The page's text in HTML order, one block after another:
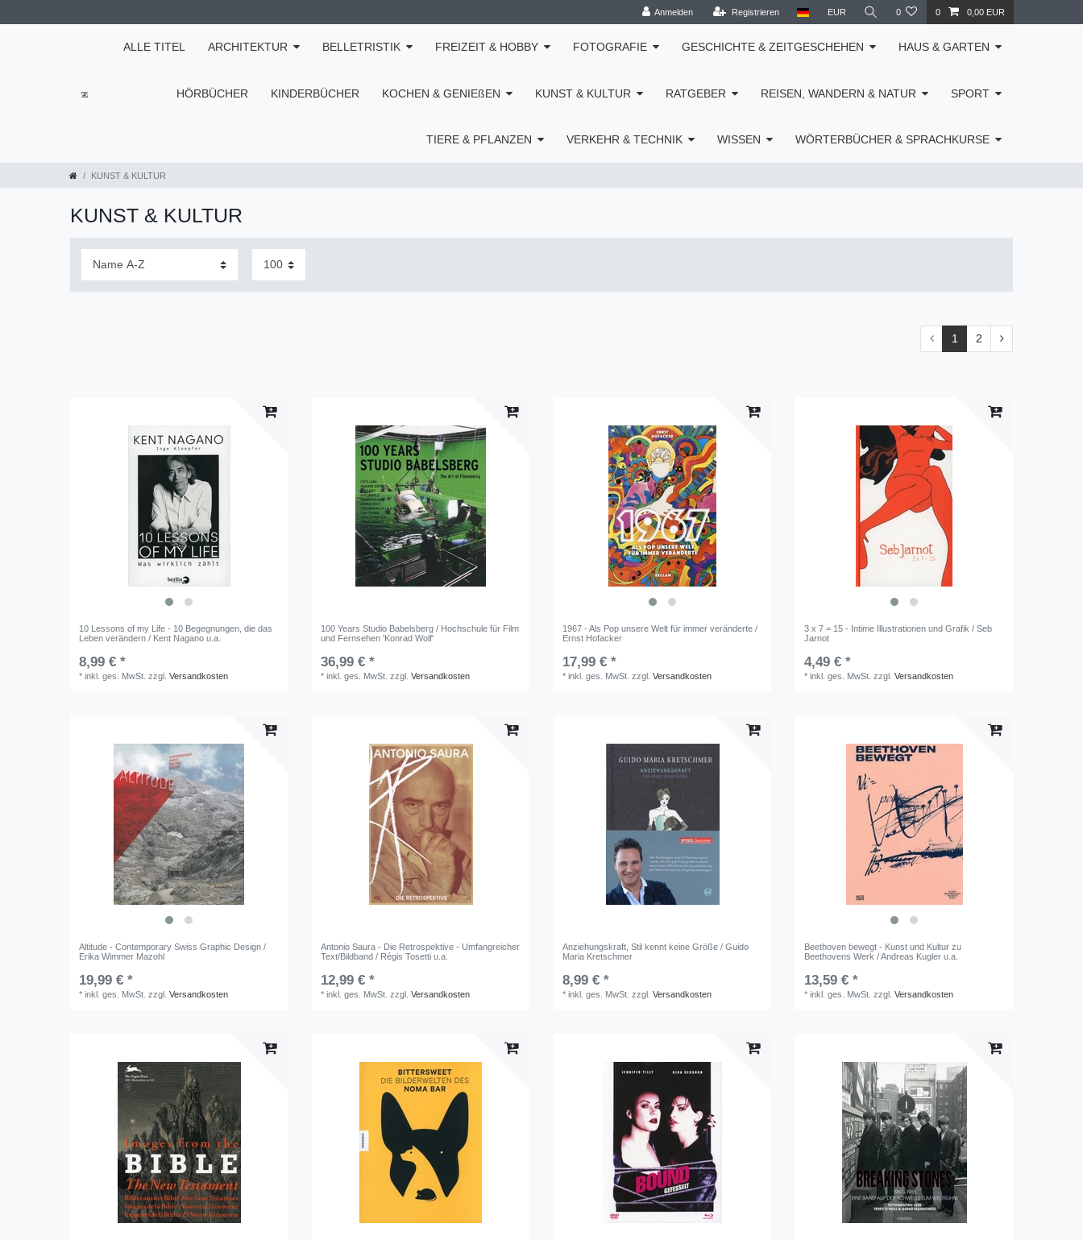
Anmelden Registrieren EUR 0 0 0,00 EUR
ALLE TITEL ARCHITEKTUR BELLETRISTIK FREIZEIT & HOBBY FOTOGRAFIE GESCHICHTE & ZEITGESCHEHEN HAUS & GARTEN
HÖRBÜCHER KINDERBÜCHER KOCHEN & GENIEßEN KUNST & KULTUR RATGEBER REISEN, WANDERN & NATUR SPORT
TIERE & PFLANZEN VERKEHR & TECHNIK WISSEN WÖRTERBÜCHER & SPRACHKURSE
KUNST & KULTUR
KUNST & KULTUR
1 2
10 Lessons of my Life - 10 Begegnungen, die das
Leben verändern / Kent Nagano u.a.
8,99 € *
*inkl. ges. MwSt. zzgl.Versandkosten
100 Years Studio Babelsberg / Hochschule für Film
und Fernsehen 'Konrad Wolf'
36,99 € *
*inkl. ges. MwSt. zzgl.Versandkosten
1967 - Als Pop unsere Welt für immer veränderte /
Ernst Hofacker
17,99 € *
*inkl. ges. MwSt. zzgl.Versandkosten
3 x 7 = 15 - Intime Illustrationen und Grafik / Seb
Jarnot
4,49 € *
*inkl. ges. MwSt. zzgl.Versandkosten
Altitude - Contemporary Swiss Graphic Design /
Erika Wimmer Mazohl
19,99 € *
*inkl. ges. MwSt. zzgl.Versandkosten
Antonio Saura - Die Retrospektive - Umfangreicher
Text/Bildband / Régis Tosetti u.a.
12,99 € *
*inkl. ges. MwSt. zzgl.Versandkosten
Anziehungskraft, Stil kennt keine Größe / Guido
Maria Kretschmer
8,99 € *
*inkl. ges. MwSt. zzgl.Versandkosten
Beethoven bewegt - Kunst und Kultur zu
Beethovens Werk / Andreas Kugler u.a.
13,59 € *
*inkl. ges. MwSt. zzgl.Versandkosten